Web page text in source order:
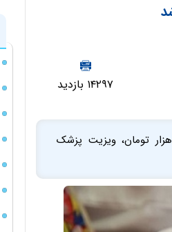
۱۴۲۹۷ بازدید
بر اساس ابلاغیه هیئت وزیران در بخش خصوصی ویزیت پزشکان عمومی 90 هزار تومان، ویزیت پزشک